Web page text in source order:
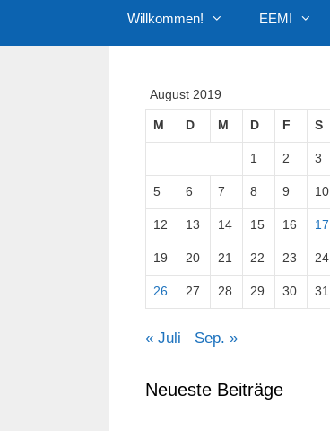
Willkommen! EEMI
August 2019
M D M D F S
1 2 3
5 6 7 8 9 10
12 13 14 15 16 17
19 20 21 22 23 24
26 27 28 29 30 31
« Juli Sep. »
Neueste Beiträge